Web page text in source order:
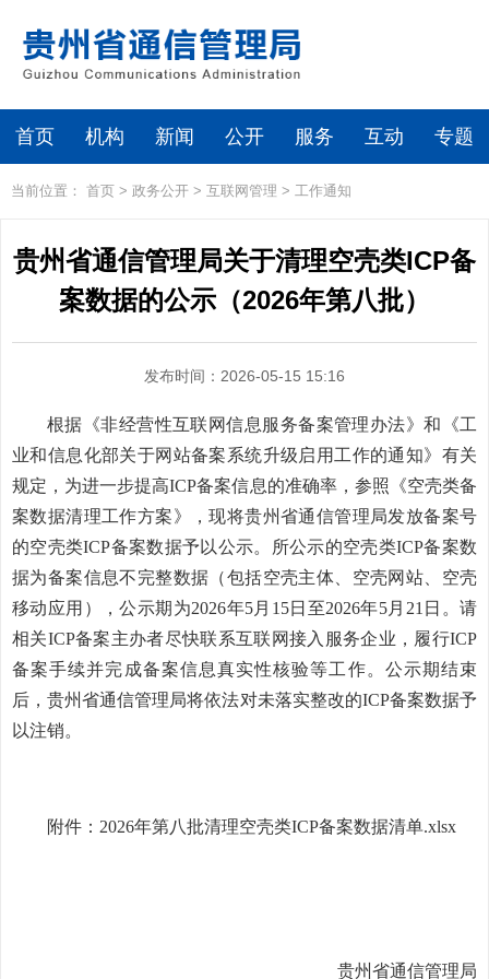
首页 机构 新闻 公开 服务 互动 专题
当前位置： 首页 > 政务公开 > 互联网管理 > 工作通知
贵州省通信管理局关于清理空壳类ICP备
案数据的公示（2026年第八批）
发布时间：2026-05-15 15:16
根据《非经营性互联网信息服务备案管理办法》和《工
业和信息化部关于网站备案系统升级启用工作的通知》有关
规定，为进一步提高ICP备案信息的准确率，参照《空壳类备
案数据清理工作方案》，现将贵州省通信管理局发放备案号
的空壳类ICP备案数据予以公示。所公示的空壳类ICP备案数
据为备案信息不完整数据（包括空壳主体、空壳网站、空壳
移动应用），公示期为2026年5月15日至2026年5月21日。请
相关ICP备案主办者尽快联系互联网接入服务企业，履行ICP
备案手续并完成备案信息真实性核验等工作。公示期结束
后，贵州省通信管理局将依法对未落实整改的ICP备案数据予
以注销。
附件：2026年第八批清理空壳类ICP备案数据清单.xlsx
贵州省通信管理局